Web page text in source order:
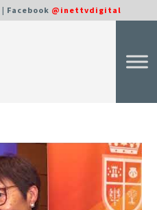
| Facebook @inettvdigital